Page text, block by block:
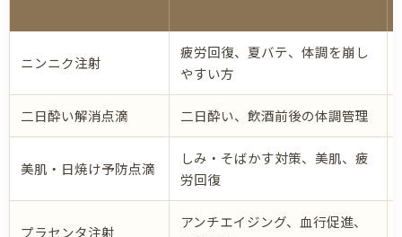
ニンニク注射
疲労回復、夏バテ、体調を崩し
やすい方
二日酔い解消点滴 二日酔い、飲酒前後の体調管理
美肌・日焼け予防点滴
しみ・そばかす対策、美肌、疲
労回復
プラセンタ注射
アンチエイジング、血行促進、